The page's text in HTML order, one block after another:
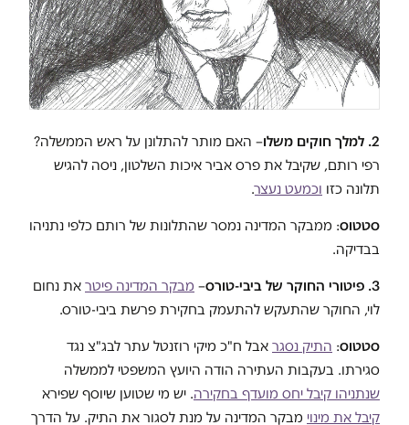
2. למלך חוקים משלו
– האם מותר להתלונן על ראש הממשלה?
רפי רותם, שקיבל את פרס אביר איכות השלטון, ניסה להגיש
תלונה כזו וכמעט נעצר.
סטטוס: ממבקר המדינה נמסר שהתלונות של רותם כלפי נתניהו
בבדיקה.
3. פיטורי החוקר של ביבי-טורס – מבקר המדינה פיטר את נחום
לוי, החוקר שהתעקש להתעמק בחקירת פרשת ביבי-טורס.
סטטוס: התיק נסגר אבל ח"כ מיקי רוזנטל עתר לבג"צ נגד
סגירתו. בעקבות העתירה הודה היועץ המשפטי לממשלה
שנתניהו קיבל יחס מועדף בחקירה. יש מי שטוען שיוסף שפירא
קיבל את מינוי מבקר המדינה על מנת לסגור את התיק. על הדרך